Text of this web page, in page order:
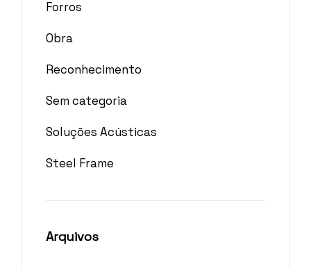
Forros
Obra
Reconhecimento
Sem categoria
Soluções Acústicas
Steel Frame
Arquivos